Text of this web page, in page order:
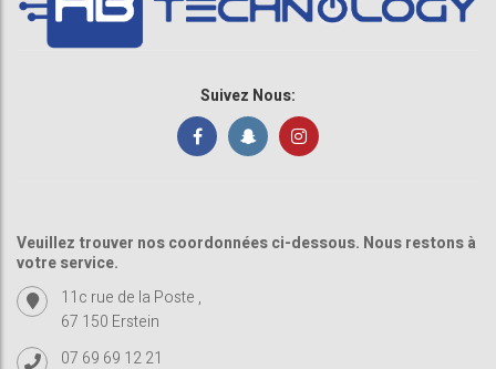
Suivez Nous:
Veuillez trouver nos coordonnées ci-dessous. Nous restons à
votre service.
11c rue de la Poste ,
67 150 Erstein
07 69 69 12 21